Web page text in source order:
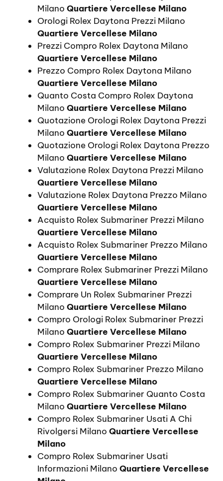
Milano Quartiere Vercellese Milano
Orologi Rolex Daytona Prezzi Milano
Quartiere Vercellese Milano
Prezzi Compro Rolex Daytona Milano
Quartiere Vercellese Milano
Prezzo Compro Rolex Daytona Milano
Quartiere Vercellese Milano
Quanto Costa Compro Rolex Daytona
Milano Quartiere Vercellese Milano
Quotazione Orologi Rolex Daytona Prezzi
Milano Quartiere Vercellese Milano
Quotazione Orologi Rolex Daytona Prezzo
Milano Quartiere Vercellese Milano
Valutazione Rolex Daytona Prezzi Milano
Quartiere Vercellese Milano
Valutazione Rolex Daytona Prezzo Milano
Quartiere Vercellese Milano
Acquisto Rolex Submariner Prezzi Milano
Quartiere Vercellese Milano
Acquisto Rolex Submariner Prezzo Milano
Quartiere Vercellese Milano
Comprare Rolex Submariner Prezzi Milano
Quartiere Vercellese Milano
Comprare Un Rolex Submariner Prezzi
Milano Quartiere Vercellese Milano
Compro Orologi Rolex Submariner Prezzi
Milano Quartiere Vercellese Milano
Compro Rolex Submariner Prezzi Milano
Quartiere Vercellese Milano
Compro Rolex Submariner Prezzo Milano
Quartiere Vercellese Milano
Compro Rolex Submariner Quanto Costa
Milano Quartiere Vercellese Milano
Compro Rolex Submariner Usati A Chi
Rivolgersi Milano Quartiere Vercellese
Milano
Compro Rolex Submariner Usati
Informazioni Milano Quartiere Vercellese